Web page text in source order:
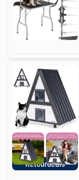
Retourdeals